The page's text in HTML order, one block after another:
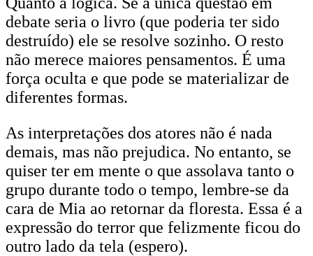
debate seria o livro (que poderia ter sido
destruído) ele se resolve sozinho. O resto
não merece maiores pensamentos. É uma
força oculta e que pode se materializar de
diferentes formas.
As interpretações dos atores não é nada
demais, mas não prejudica. No entanto, se
quiser ter em mente o que assolava tanto o
grupo durante todo o tempo, lembre-se da
cara de Mia ao retornar da floresta. Essa é a
expressão do terror que felizmente ficou do
outro lado da tela (espero).